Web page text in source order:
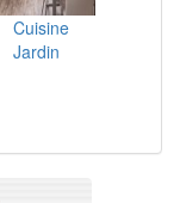
Cuisine
Jardin